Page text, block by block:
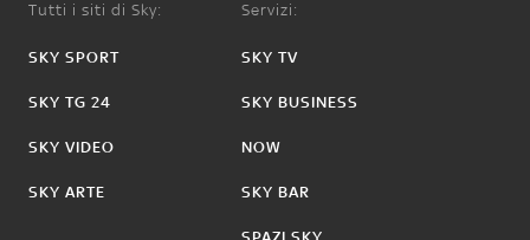
Tutti i siti di Sky:
SKY SPORT
SKY TG 24
SKY VIDEO
SKY ARTE
Servizi:
SKY TV
SKY BUSINESS
NOW
SKY BAR